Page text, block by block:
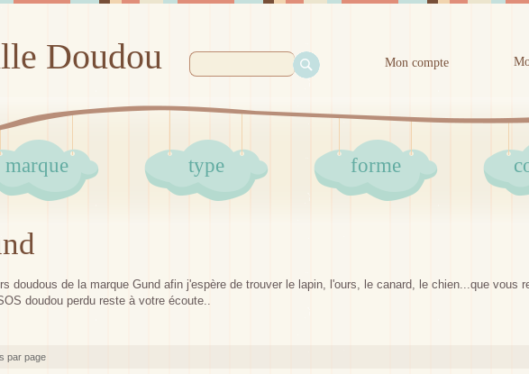
Doudou Mon compte
marque type forme
doudous de la marque Gund afin j'espère de trouver le lapin, l'ours, le canard, le chien...que vous
doudou perdu reste à votre écoute..
par page